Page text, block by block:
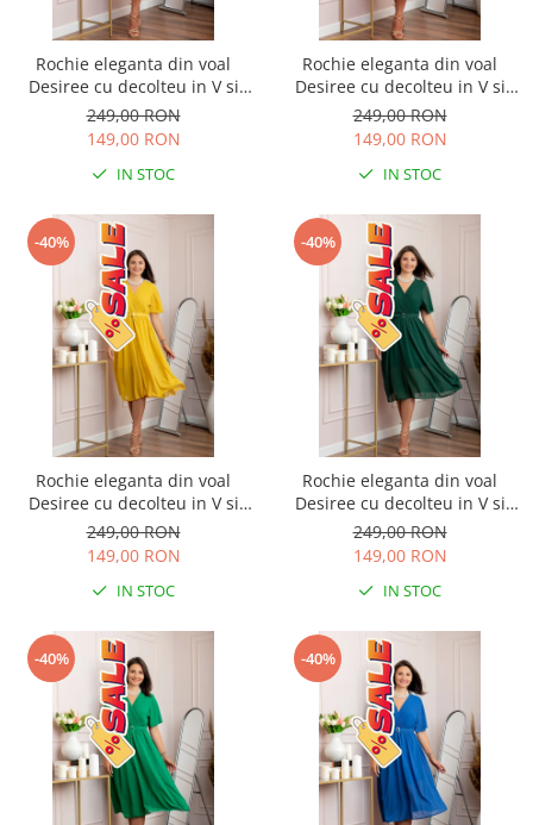
Rochie eleganta din voal
Desiree cu decolteu in V si
curea - Roz pastel
249,00 RON
149,00 RON
IN STOC
Rochie eleganta din voal
Desiree cu decolteu in V si
curea - Ciclam
249,00 RON
149,00 RON
IN STOC
-40%
Rochie eleganta din voal
Desiree cu decolteu in V si
curea - Galben
249,00 RON
149,00 RON
IN STOC
-40%
Rochie eleganta din voal
Desiree cu decolteu in V si
curea - Verde
249,00 RON
149,00 RON
IN STOC
-40% -40%